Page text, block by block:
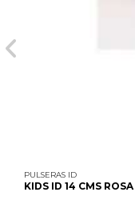
PULSERAS ID
KIDS ID 14 CMS ROSA